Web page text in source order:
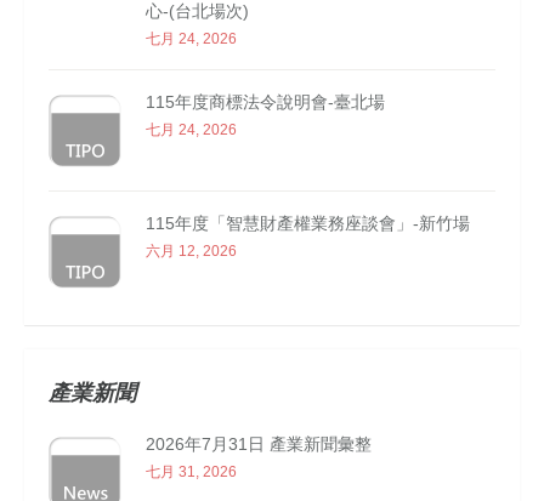
心-(台北場次)
七月 24, 2026
115年度商標法令說明會-臺北場
七月 24, 2026
115年度「智慧財產權業務座談會」-新竹場
六月 12, 2026
產業新聞
2026年7月31日 產業新聞彙整
七月 31, 2026